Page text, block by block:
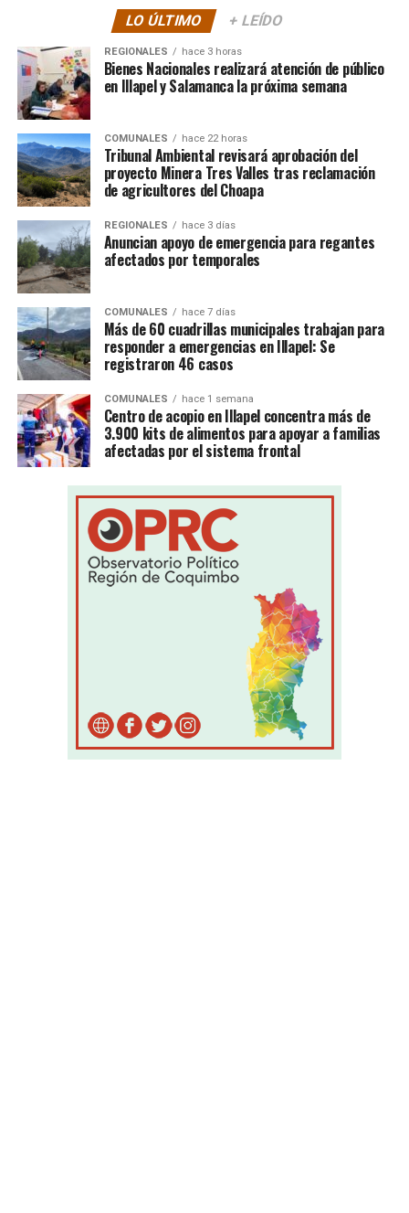
LO ÚLTIMO + LEÍDO
REGIONALES hace 3 horas
Bienes Nacionales realizará atención de público
en Illapel y Salamanca la próxima semana
COMUNALES hace 22 horas
Tribunal Ambiental revisará aprobación del
proyecto Minera Tres Valles tras reclamación
de agricultores del Choapa
REGIONALES hace 3 días
Anuncian apoyo de emergencia para regantes
afectados por temporales
COMUNALES hace 7 días
Más de 60 cuadrillas municipales trabajan para
responder a emergencias en Illapel: Se
registraron 46 casos
COMUNALES hace 1 semana
Centro de acopio en Illapel concentra más de
3.900 kits de alimentos para apoyar a familias
afectadas por el sistema frontal